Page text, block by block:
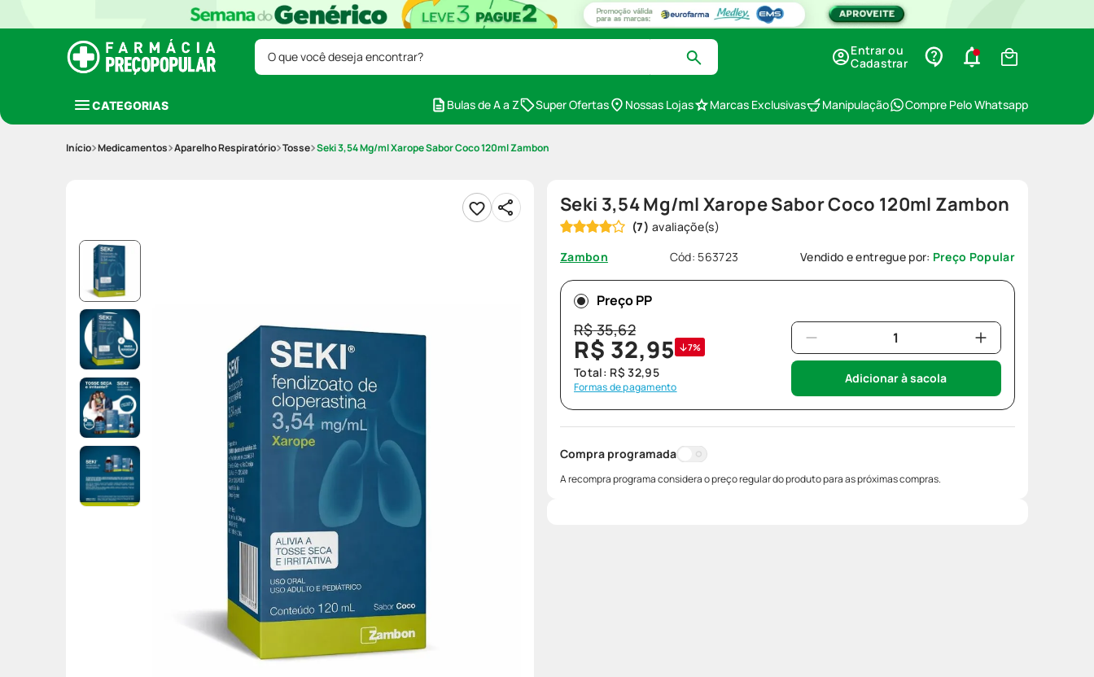
O que você deseja encontrar?
Entrar ou
Cadastrar
CATEGORIAS Bulas de A a Z Super Ofertas Nossas Lojas Marcas Exclusivas Manipulação Compre Pelo Whatsapp
Medicamentos Aparelho Respiratório Tosse Seki 3,54 Mg/ml Xarope Sabor Coco 120ml Zambon
Seki 3,54 Mg/ml Xarope Sabor Coco 120ml Zambon
(7)
Zambon
Cód: 563723 Vendido e entregue por: Preço Popular
Preço PP
R$35,62
R$ 32,95 7%
Total: R$ 32,95
Formas de pagamento
Adicionar à sacola
Compra programada
A recompra programa considera o preço regular do produto para as próximas compras.